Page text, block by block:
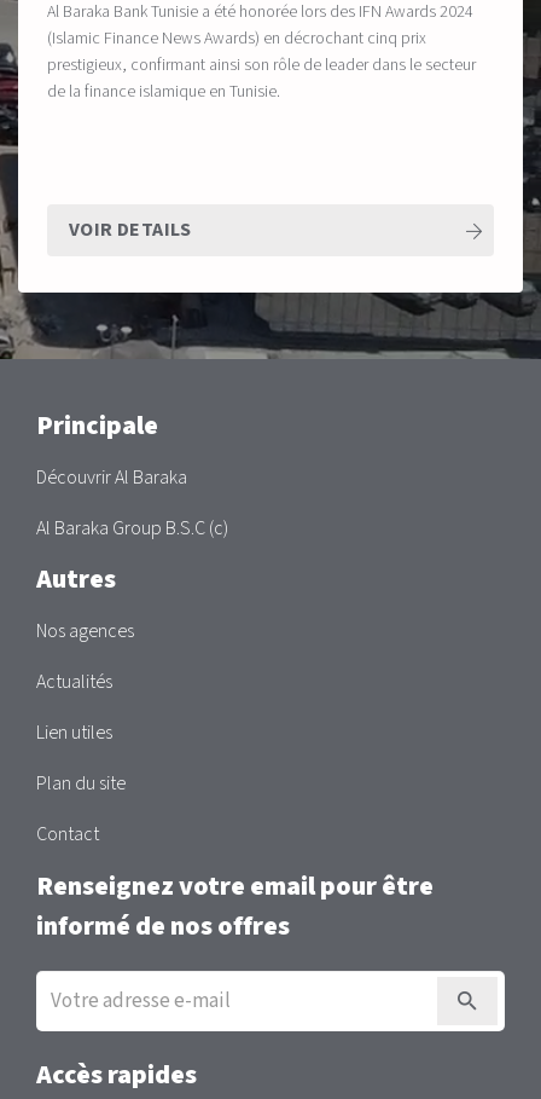
Al Baraka Bank Tunisie a été honorée lors des IFN Awards 2024
(Islamic Finance News Awards) en décrochant cinq prix
prestigieux, confirmant ainsi son rôle de leader dans le secteur
de la finance islamique en Tunisie.
VOIR DETAILS
Main
Principale
Découvrir Al Baraka
Al Baraka Group B.S.C (c)
Autres
Nos agences
Actualités
Lien utiles
Plan du site
Contact
Renseignez votre email pour être
informé de nos offres
Inscription
la
newsletter
Accès rapides